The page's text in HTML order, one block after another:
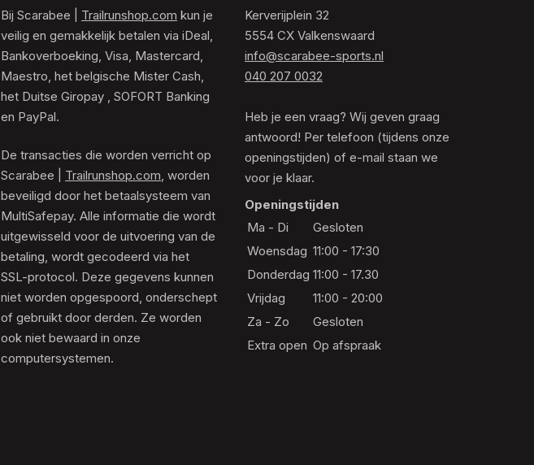
Bij Scarabee | Trailrunshop.com kun je
veilig en gemakkelijk betalen via iDeal,
Bankoverboeking, Visa, Mastercard,
Maestro, het belgische Mister Cash,
het Duitse Giropay , SOFORT Banking
en PayPal.
De transacties die worden verricht op
Scarabee | Trailrunshop.com, worden
beveiligd door het betaalsysteem van
MultiSafepay. Alle informatie die wordt
uitgewisseld voor de uitvoering van de
betaling, wordt gecodeerd via het
SSL-protocol. Deze gegevens kunnen
niet worden opgespoord, onderschept
of gebruikt door derden. Ze worden
ook niet bewaard in onze
computersystemen.
Kerverijplein 32
5554 CX Valkenswaard
info@scarabee-sports.nl
040 207 0032
Heb je een vraag? Wij geven graag
antwoord! Per telefoon (tijdens onze
openingstijden) of e-mail staan we
voor je klaar.
Openingstijden
Ma - Di
Gesloten
Woensdag 11:00 - 17:30
Donderdag 11:00 - 17.30
Vrijdag
11:00 - 20:00
Za - Zo
Gesloten
Extra open Op afspraak